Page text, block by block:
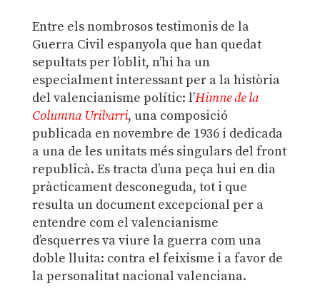
Entre els nombrosos testimonis de la
Guerra Civil espanyola que han quedat
sepultats per l’oblit, n’hi ha un
especialment interessant per a la història
del valencianisme polític: l’Himne de la
Columna Uribarri, una composició
publicada en novembre de 1936 i dedicada
a una de les unitats més singulars del front
republicà. Es tracta d’una peça hui en dia
pràcticament desconeguda, tot i que
resulta un document excepcional per a
entendre com el valencianisme
d’esquerres va viure la guerra com una
doble lluita: contra el feixisme i a favor de
la personalitat nacional valenciana.